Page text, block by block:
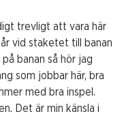
trevligt att vara här
vid staketet till banan
banan så hör jag
som jobbar här, bra
med bra inspel.
Det är min känsla i